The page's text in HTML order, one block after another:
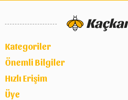
Kategoriler
Önemli Bilgiler
Hızlı Erişim
Üye